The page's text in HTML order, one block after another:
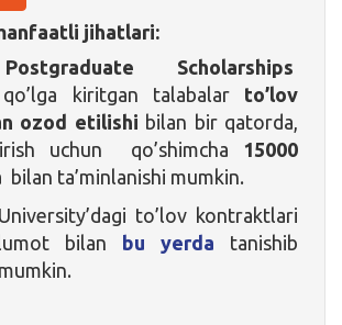
jihatlari:
Scholarships
kiritgan talabalar to’lov
ozod etilishi bilan bir qatorda,
uchun qo’shimcha 15000
bilan ta’minlanishi mumkin.
to’lov kontraktlari
bilan bu yerda tanishib